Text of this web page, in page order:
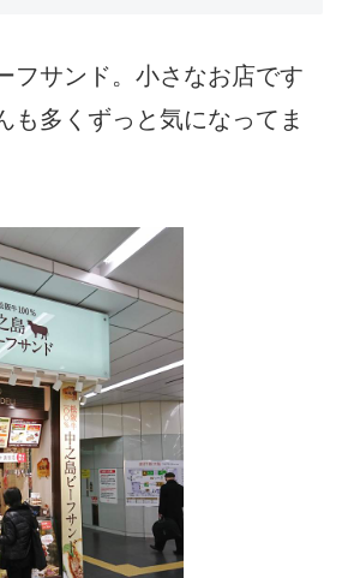
フサンド。小さなお店です
も多くずっと気になってま